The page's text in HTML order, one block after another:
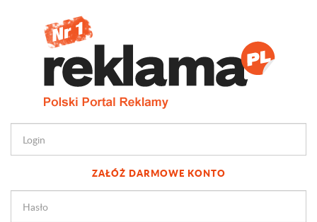
ZAŁÓŻ DARMOWE KONTO